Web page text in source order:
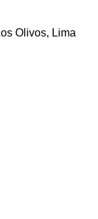
Olivos, Lima